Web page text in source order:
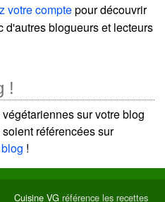
votre comptepour découvrir
d'autres blogueurs et lecteurs
!
sur votre blog
référencées sur
!
Cuisine VG référence les recettes